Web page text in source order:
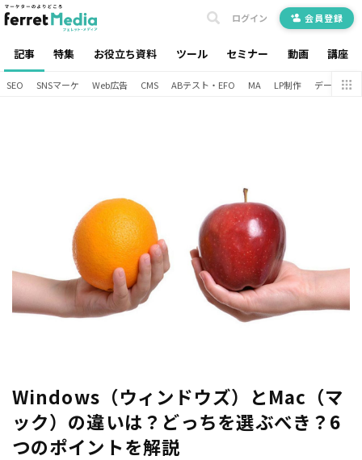
記事 特集 お役立ち資料 ツール セミナー 動画 講座
ログイン 会員登録
SEO SNSマーケ Web広告 CMS ABテスト・EFO MA LP制作 データ分析
Windows（ウィンドウズ）とMac（マ
ック）の違いは？どっちを選ぶべき？6
つのポイントを解説